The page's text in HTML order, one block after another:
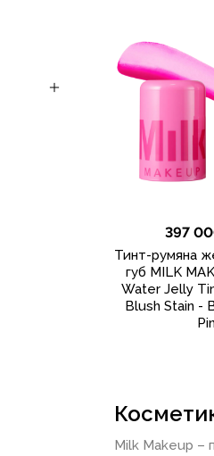
397
Тинт-румяна
губ MILK
Water Jelly
Blush Stain -
Milk Makeup –